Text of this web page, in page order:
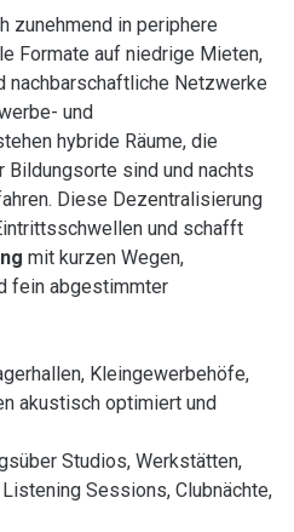
zunehmend in periphere
Formate auf niedrige Mieten,
nachbarschaftliche Netzwerke
und
hybride Räume, die
sind und nachts
Diese Dezentralisierung
und schafft
mit kurzen Wegen,
fein abgestimmter
Kleingewerbehöfe,
akustisch optimiert und
Studios, Werkstätten,
Sessions, Clubnächte,